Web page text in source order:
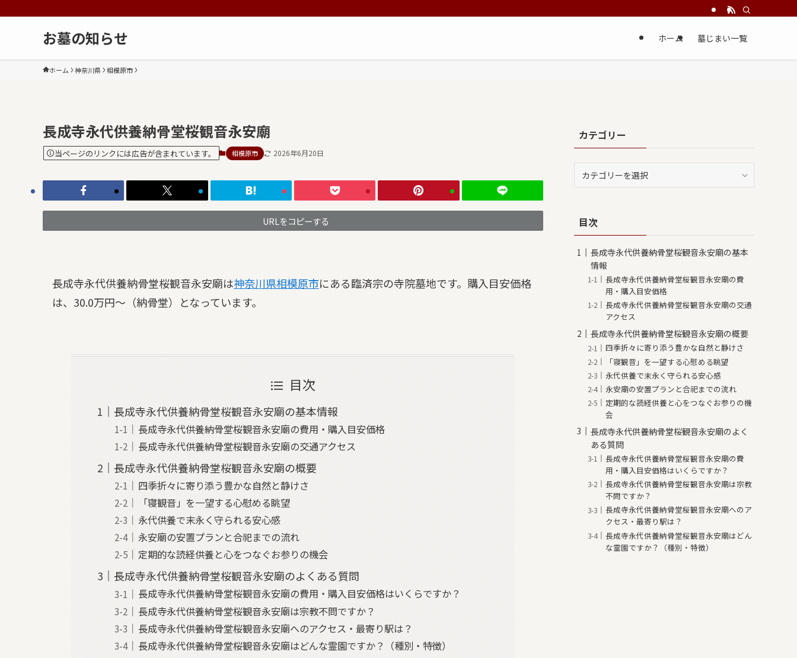
お墓の知らせ ホーム 墓じまい一覧
ホーム 神奈川県 相模原市
長成寺永代供養納骨堂桜観音永安廟
当ページのリンクには広告が含まれています。 相模原市 2026年6月20日
URLをコピーする
長成寺永代供養納骨堂桜観音永安廟は神奈川県相模原市にある臨済宗の寺院墓地です。購入目安価格
は、30.0万円～（納骨堂）となっています。
目次
長成寺永代供養納骨堂桜観音永安廟の基本情報
長成寺永代供養納骨堂桜観音永安廟の費用・購入目安価格
長成寺永代供養納骨堂桜観音永安廟の交通アクセス
長成寺永代供養納骨堂桜観音永安廟の概要
四季折々に寄り添う豊かな自然と静けさ
「寝観音」を一望する心慰める眺望
永代供養で末永く守られる安心感
永安廟の安置プランと合祀までの流れ
定期的な読経供養と心をつなぐお参りの機会
長成寺永代供養納骨堂桜観音永安廟のよくある質問
長成寺永代供養納骨堂桜観音永安廟の費用・購入目安価格はいくらですか？
長成寺永代供養納骨堂桜観音永安廟は宗教不問ですか？
長成寺永代供養納骨堂桜観音永安廟へのアクセス・最寄り駅は？
長成寺永代供養納骨堂桜観音永安廟はどんな霊園ですか？（種別・特徴）
カテゴリー
テ
リ目次
長成寺永代供養納骨堂桜観音永安廟の基本
情報
長成寺永代供養納骨堂桜観音永安廟の費
用・購入目安価格
長成寺永代供養納骨堂桜観音永安廟の交通
アクセス
長成寺永代供養納骨堂桜観音永安廟の概要
四季折々に寄り添う豊かな自然と静けさ
「寝観音」を一望する心慰める眺望
永代供養で末永く守られる安心感
永安廟の安置プランと合祀までの流れ
定期的な読経供養と心をつなぐお参りの機
会
長成寺永代供養納骨堂桜観音永安廟のよく
ある質問
長成寺永代供養納骨堂桜観音永安廟の費
用・購入目安価格はいくらですか？
長成寺永代供養納骨堂桜観音永安廟は宗教
不問ですか？
長成寺永代供養納骨堂桜観音永安廟へのア
クセス・最寄り駅は？
長成寺永代供養納骨堂桜観音永安廟はどん
な霊園ですか？（種別・特徴）